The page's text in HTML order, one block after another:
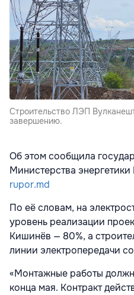
Строительство ЛЭП
завершению.
Об этом сообщила
Министерства
rupor.md
По её словам, на
уровень реализации
Кишинёв — 80%, а
линии электропередачи
«Монтажные работы
конца мая. Контракт